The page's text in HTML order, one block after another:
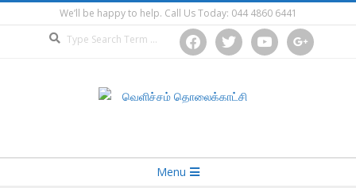
to
We’ll be happy to help. Call Us Today: 044 4860 6441
facebooktwitter youtube google
Menu